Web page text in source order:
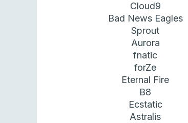
Cloud9
Bad News Eagles
Sprout
Aurora
fnatic
forZe
Eternal Fire
B8
Ecstatic
Astralis